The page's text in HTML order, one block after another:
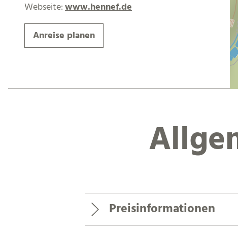
Webseite:www.hennef.de
Anreise planen
Preisinformationen